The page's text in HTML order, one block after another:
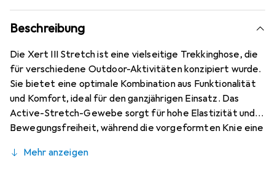
Beschreibung
Die Xert III Stretch ist eine vielseitige Trekkinghose, die
für verschiedene Outdoor-Aktivitäten konzipiert wurde.
Sie bietet eine optimale Kombination aus Funktionalität
und Komfort, ideal für den ganzjährigen Einsatz. Das
Active-Stretch-Gewebe sorgt für hohe Elastizität und
Bewegungsfreiheit, während die vorgeformten Knie eine
ist mit mehreren Reissverschlusstaschen ausgestattet,
Mehr anzeigen